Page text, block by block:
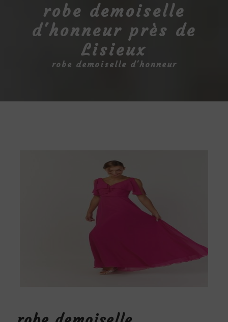
robe demoiselle
d'honneur près de
Lisieux
robe demoiselle d'honneur